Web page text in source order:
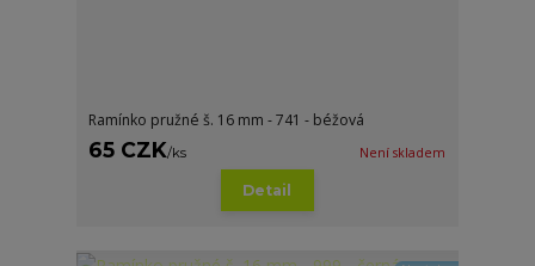
Ramínko pružné š. 16 mm - 741 - béžová
65 CZK/ks Není skladem
Detail